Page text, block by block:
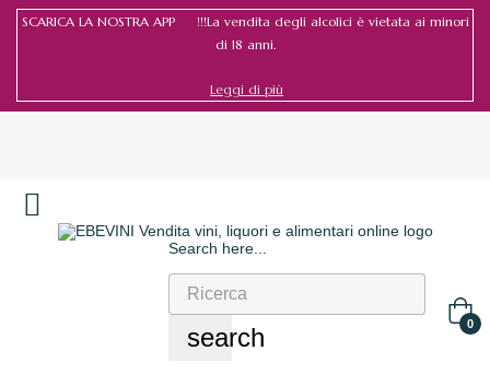
SCARICA LA NOSTRA APP !!!La vendita degli alcolici è vietata ai minori
di 18 anni.
Leggi di più
Search here...
search 0